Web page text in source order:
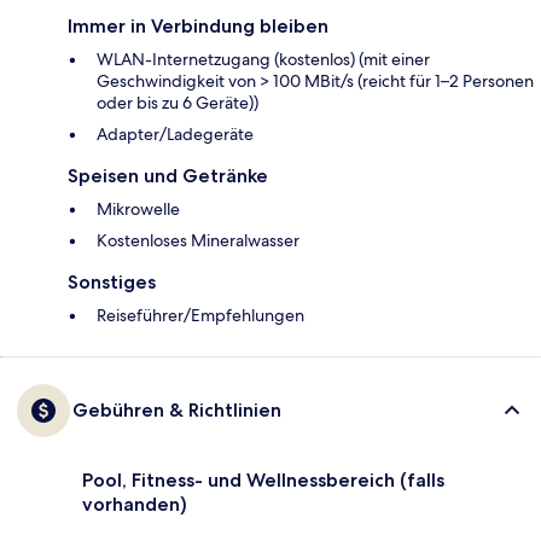
Immer in Verbindung bleiben
WLAN-Internetzugang (kostenlos) (mit einer
Geschwindigkeit von > 100 MBit/s (reicht für 1–2 Personen
oder bis zu 6 Geräte))
Adapter/Ladegeräte
Speisen und Getränke
Mikrowelle
Kostenloses Mineralwasser
Sonstiges
Reiseführer/Empfehlungen
Gebühren & Richtlinien
Pool, Fitness- und Wellnessbereich (falls
vorhanden)